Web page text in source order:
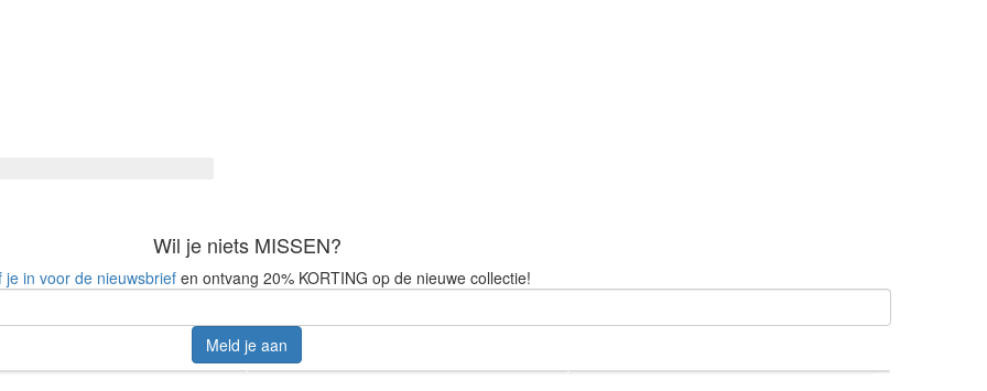
Wil je niets MISSEN?
je in voor de nieuwsbriefen ontvang 20% KORTING op de nieuwe collectie!
Meld je aan